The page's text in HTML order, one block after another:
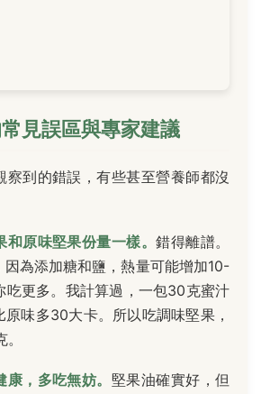
見誤區與專家建議
察到的錯誤，有些甚至營養師都沒
和原味堅果份量一樣。錯得離譜。
因為添加糖和鹽，熱量可能增加10-
吃更多。我計算過，一包30克蜜汁
味多30大卡。所以吃調味堅果，
，多吃無妨。 堅果油確實好，但